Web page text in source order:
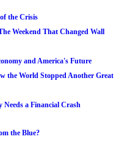
the Crisis
Weekend That Changed Wall
and America's Future
the World Stopped Another Great
Needs a Financial Crash
the Blue?